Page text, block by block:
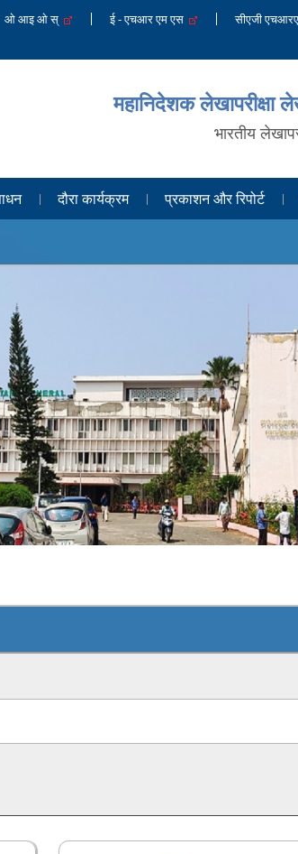
ओ आइ ओ स् ई - एचआर एम एस सीएजी
महानिदेशक लेखापरीक्षा
भारतीय
दौरा कार्यक्रम प्रकाशन और रिपोर्ट